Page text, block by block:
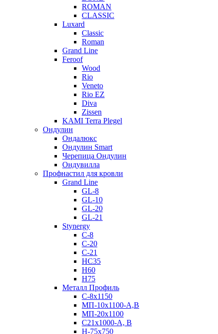
ROMAN
CLASSIC
Luxard
Classic
Roman
Grand Line
Feroof
Wood
Rio
Veneto
Rio EZ
Diva
Zissen
KAMI Terra Plegel
Ондулин
Ондалюкс
Ондулин Smart
Черепица Ондулин
Ондувилла
Профнастил для кровли
Grand Line
GL-8
GL-10
GL-20
GL-21
Stynergy
C-8
C-20
C-21
НС35
Н60
H75
Металл Профиль
С-8х1150
МП-10x1100-А,В
МП-20х1100
С21х1000-А, В
H-75х750